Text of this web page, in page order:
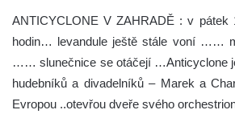
ANTICYCLONE V ZAHRADĚ : v pátek
hodin… levandule ještě stále voní ……
…… slunečnice se otáčejí …Anticyclone
hudebníků a divadelníků – Marek a
Evropou ..otevřou dveře svého